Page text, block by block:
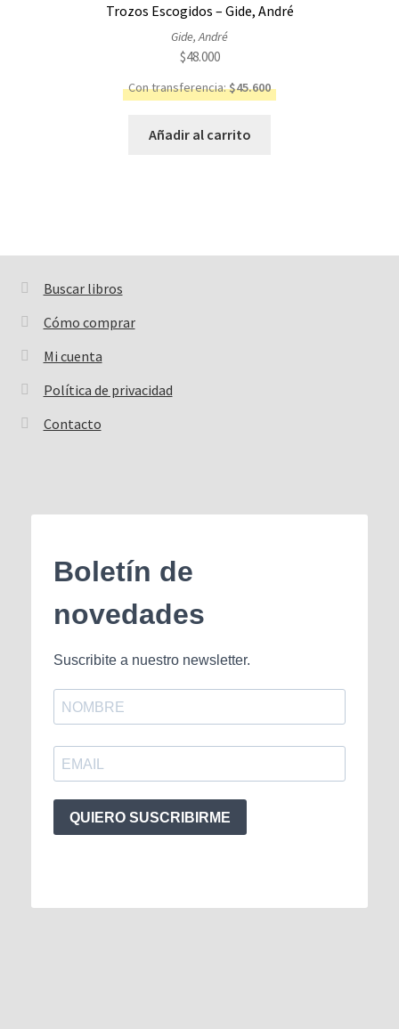
Trozos Escogidos – Gide, André
Gide, André
$48.000
Con transferencia:$45.600
Añadir al carrito
Buscar libros
Buscar:
Cómo comprar
Mi cuenta
Política de privacidad
Contacto
Boletín de
novedades
Suscribite a nuestro newsletter.
QUIERO SUSCRIBIRME